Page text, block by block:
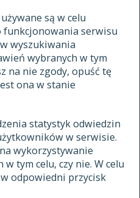
są w celu
serwisu
wyszukiwania
wybranych w tym
na nie zgody, opuść tę
ona w stanie
statystyk odwiedzin
w serwisie.
wykorzystywanie
tym celu, czy nie. W celu
odpowiedni przycisk
WIEKU
hasła